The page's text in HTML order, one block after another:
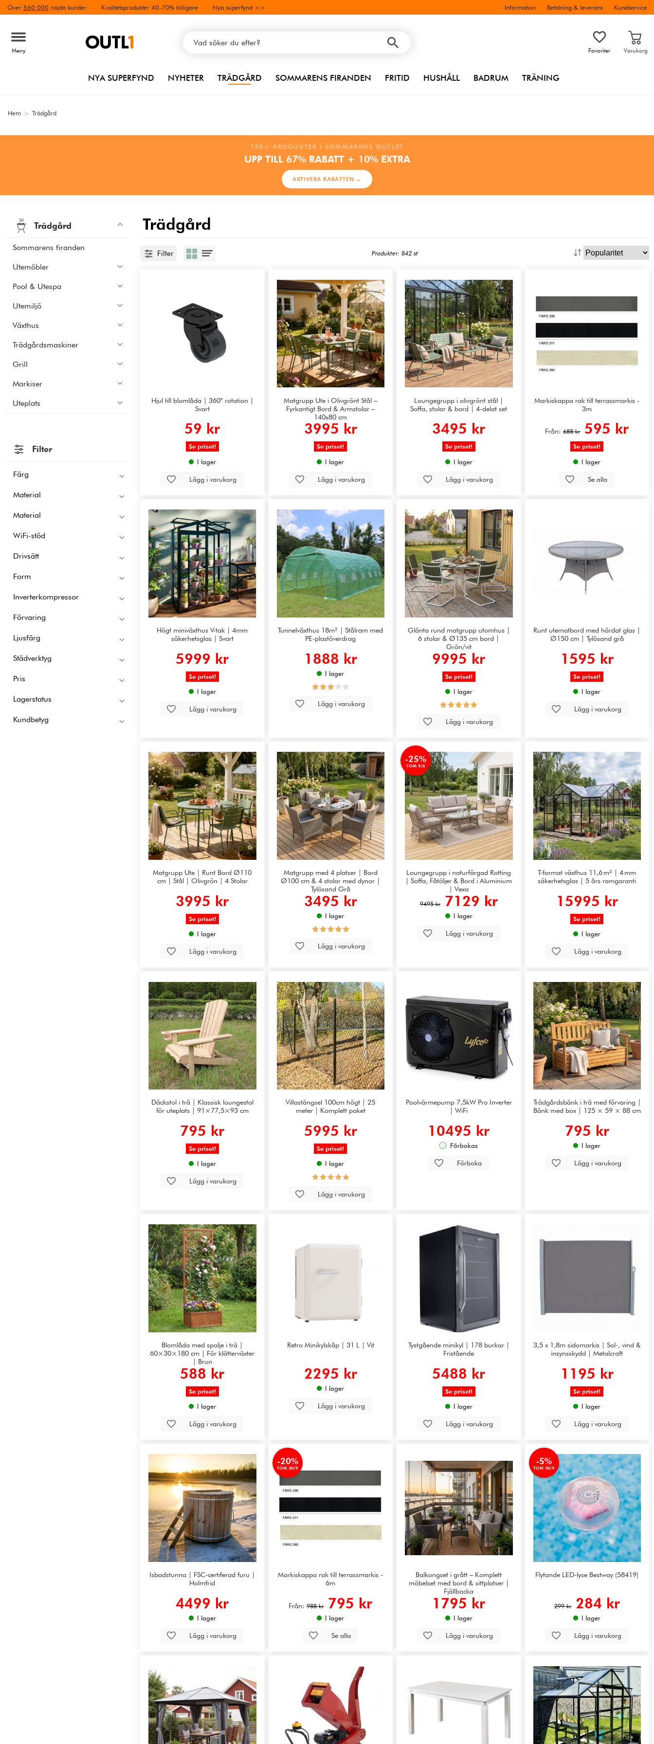
Över 560 000 nöjda kunder Kvalitetsprodukter 40-70% billigare Nya superfynd >> Information Betalning & leverans Kundservice
Meny Favoriter Varukorg
NYA SUPERFYND NYHETER TRÄDGÅRD SOMMARENS FIRANDEN FRITID HUSHÅLL BADRUM TRÄNING
Hem > Trädgård
700+ PRODUKTER I SOMMARENS OUTLET
UPP TILL 67% RABATT + 10% EXTRA
AKTIVERA RABATTEN →
Trädgård
Trädgård
Sommarens firanden
Utemöbler
Pool & Utespa
Utemiljö
Växthus
Trädgårdsmaskiner
Grill
Markiser
Uteplats
Filter
Färg
Material
Material
WiFi-stöd
Drivsätt
Form
Inverterkompressor
Förvaring
Ljusfärg
Städverktyg
Pris
Lagerstatus
Kundbetyg
Filter Produkter: 842 st
Hjul till blomlåda | 360° rotation |
Svart
59 kr
Se priset!
I lager
Lägg i varukorg
Matgrupp Ute i Olivgrönt Stål –
Fyrkantigt Bord & Armstolar –
140x80 cm
3995 kr
Se priset!
I lager
Lägg i varukorg
Loungegrupp i olivgrönt stål |
Soffa, stolar & bord | 4-delat set
3495 kr
Se priset!
I lager
Lägg i varukorg
Markiskappa rak till terrassmarkis -
3m
Från:688 kr 595 kr
Se priset!
I lager
Se alla
Högt miniväxthus V-tak | 4mm
säkerhetsglas | Svart
5999 kr
Se priset!
I lager
Lägg i varukorg
Tunnelväxthus 18m² | Stålram med
PE-plastöverdrag
1888 kr
I lager
Lägg i varukorg
Glänta rund matgrupp utomhus |
6 stolar & Ø135 cm bord |
Grön/vit
9995 kr
Se priset!
I lager
Lägg i varukorg
Runt utematbord med härdat glas |
Ø150 cm | Tylösand grå
1595 kr
Se priset!
I lager
Lägg i varukorg
Matgrupp Ute | Runt Bord Ø110
cm | Stål | Olivgrön | 4 Stolar
3995 kr
Se priset!
I lager
Lägg i varukorg
Matgrupp med 4 platser | Bord
Ø100 cm & 4 stolar med dynor |
Tylösand Grå
3495 kr
I lager
Lägg i varukorg
-25%
TOM 9/8
Loungegrupp i naturfärgad Rotting
| Soffa, Fåtöljer & Bord i Aluminium
| Vexa
9495 kr 7129 kr
I lager
Lägg i varukorg
T-format växthus 11,6 m² | 4 mm
säkerhetsglas | 5 års ramgaranti
15995 kr
Se priset!
I lager
Lägg i varukorg
Däckstol i trä | Klassisk loungestol
för uteplats | 91×77,5×93 cm
795 kr
Se priset!
I lager
Lägg i varukorg
Villastängsel 100cm högt | 25
meter | Komplett paket
5995 kr
Se priset!
I lager
Lägg i varukorg
Poolvärmepump 7,5kW Pro Inverter
| WiFi
10495 kr
Förbokas
Förboka
Trädgårdsbänk i trä med förvaring |
Bänk med box | 125 × 59 × 88 cm
795 kr
I lager
Lägg i varukorg
Blomlåda med spalje i trä |
60×30×180 cm | För klätterväxter
| Brun
588 kr
Se priset!
I lager
Lägg i varukorg
Retro Minikylskåp | 31 L | Vit
2295 kr
I lager
Lägg i varukorg
Tystgående minikyl | 178 burkar |
Fristående
5488 kr
Se priset!
I lager
Lägg i varukorg
3,5 x 1,8m sidomarkis | Sol-, vind &
insynsskydd | Metalcraft
1195 kr
Se priset!
I lager
Lägg i varukorg
Isbadstunna | FSC-certiferad furu |
Holmfrid
4499 kr
I lager
Lägg i varukorg
-20%
TOM 30/9
Markiskappa rak till terrassmarkis -
6m
Från:988 kr 795 kr
I lager
Se alla
Balkongset i grått – Komplett
möbelset med bord & sittplatser |
Fjällbacka
1795 kr
I lager
Lägg i varukorg
-5%
TOM 30/9
Flytande LED-lyse Bestway (58419)
299 kr 284 kr
I lager
Lägg i varukorg